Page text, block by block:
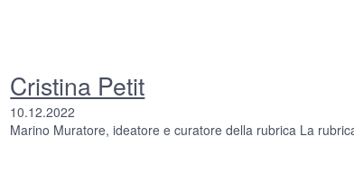
Cristina Petit
10.12.2022
Marino Muratore, ideatore e curatore della rubrica La